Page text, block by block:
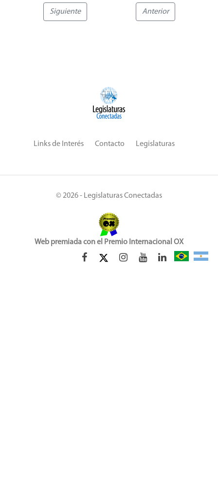
Siguiente Anterior
Links de Interés Contacto Legislaturas
© 2026 - Legislaturas Conectadas
Web premiada con el Premio Internacional OX